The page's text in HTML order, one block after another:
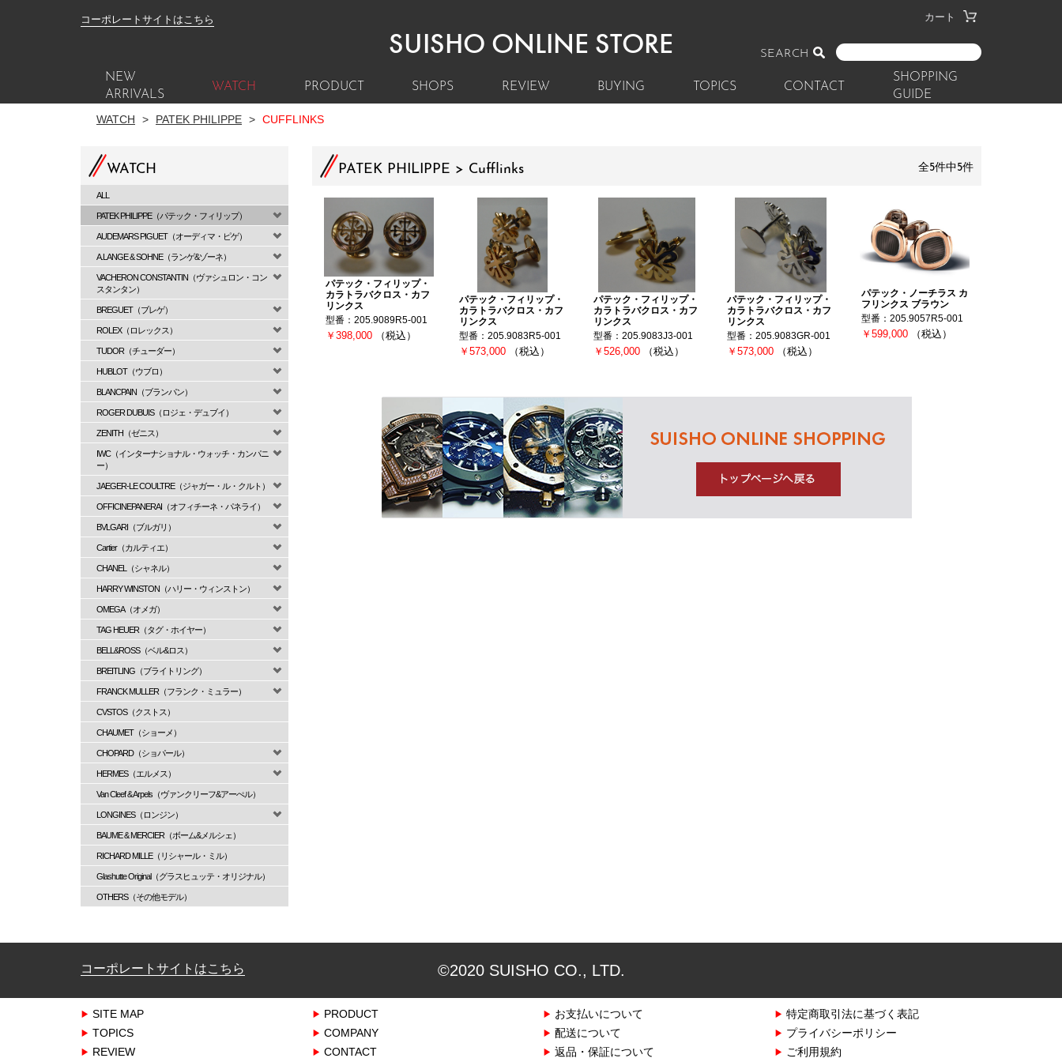
コーポレートサイトはこちら
SUISHO ONLINE STORE
カート
SEARCH
NEW
ARRIVALS
WATCH PRODUCT SHOPS REVIEW BUYING TOPICS CONTACT
SHOPPING
GUIDE
WATCH > PATEK PHILIPPE > CUFFLINKS
WATCH
ALL
PATEK PHILIPPE（パテック・フィリップ）
AUDEMARS PIGUET（オーディマ・ピゲ）
A.LANGE & SOHNE（ランゲ&ゾーネ）
VACHERON CONSTANTIN（ヴァシュロン・コン
スタンタン）
BREGUET（ブレゲ）
ROLEX（ロレックス）
TUDOR（チューダー）
HUBLOT（ウブロ）
BLANCPAIN（ブランパン）
ROGER DUBUIS（ロジェ・デュブイ）
ZENITH（ゼニス）
IWC（インターナショナル・ウォッチ・カンパニ
ー）
JAEGER-LE COULTRE（ジャガー・ル・クルト）
OFFICINEPANERAI（オフィチーネ・パネライ）
BVLGARI（ブルガリ）
Cartier（カルティエ）
CHANEL（シャネル）
HARRY WINSTON（ハリー・ウィンストン）
OMEGA（オメガ）
TAG HEUER（タグ・ホイヤー）
BELL&ROSS（ベル&ロス）
BREITLING（ブライトリング）
FRANCK MULLER（フランク・ミュラー）
CVSTOS（クストス）
CHAUMET（ショーメ）
CHOPARD（ショパール）
HERMES（エルメス）
Van Cleef & Arpels（ヴァンクリーフ&アーぺル）
LONGINES（ロンジン）
BAUME & MERCIER（ボーム&メルシェ）
RICHARD MILLE（リシャール・ミル）
Glashutte Original（グラスヒュッテ・オリジナル）
OTHERS（その他モデル）
PATEK PHILIPPE > Cufflinks 全5件中5件
パテック・フィリップ・
カラトラバクロス・カフ
リンクス
型番：205.9089R5-001
￥398,000 （税込）
パテック・フィリップ・
カラトラバクロス・カフ
リンクス
型番：205.9083R5-001
￥573,000 （税込）
パテック・フィリップ・
カラトラバクロス・カフ
リンクス
型番：205.9083J3-001
￥526,000 （税込）
パテック・フィリップ・
カラトラバクロス・カフ
リンクス
型番：205.9083GR-001
￥573,000 （税込）
パテック・ノーチラス カ
フリンクス ブラウン
型番：205.9057R5-001
￥599,000 （税込）
コーポレートサイトはこちら ©2020 SUISHO CO., LTD.
SITE MAP
TOPICS
REVIEW
PRODUCT
COMPANY
CONTACT
お支払いについて
配送について
返品・保証について
特定商取引法に基づく表記
プライバシーポリシー
ご利用規約